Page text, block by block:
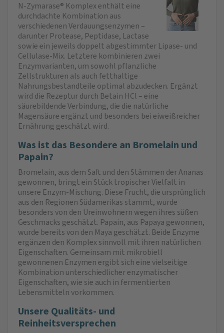
N-Zymarase® Komplex enthält eine
durchdachte Kombination aus
verschiedenen Verdauungsenzymen –
darunter Protease, Peptidase, Lactase
sowie ein jeweils doppelt abgestimmter Lipase- und
Cellulase-Mix. Letztere kombinieren zwei
Enzymvarianten, um sowohl pflanzliche
Zellstrukturen als auch fetthaltige
Nahrungsbestandteile optimal abzudecken. Ergänzt
wird die Rezeptur durch Betain HCl – eine
säurebildende Verbindung, die die natürliche
Magensäure ergänzt und besonders bei eiweißreicher
Ernährung geschätzt wird.
Was ist das Besondere an Bromelain und
Papain?
Bromelain, aus dem Saft und den Stämmen der Ananas
gewonnen, bringt ein Stück tropischer Vielfalt in
unsere Enzym-Mischung. Diese Frucht, die ursprünglich
aus den Regionen Südamerikas stammt, wurde
besonders von den Ureinwohnern wegen ihres süßen
Geschmacks geschätzt. Papain, aus Papaya gewonnen,
wurde bereits von den Maya geschätzt. Beide Enzyme
ergänzen den Komplex sinnvoll mit ihren natürlichen
Eigenschaften. Gemeinsam mit mikrobiell
gewonnenen Enzymen ergibt sich eine vielseitige
Kombination unterschiedlicher enzymatischer
Eigenschaften, wie sie auch in fermentierten
Lebensmitteln vorkommen.
Unsere Qualitäts- und
Reinheitsversprechen